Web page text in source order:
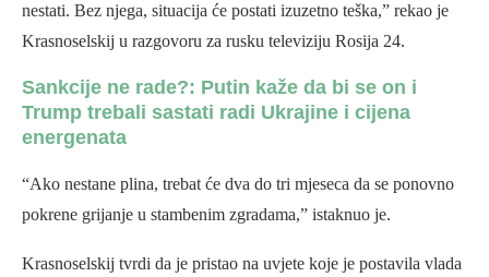
nestati. Bez njega, situacija će postati izuzetno teška,” rekao je
Krasnoselskij u razgovoru za rusku televiziju Rosija 24.
Sankcije ne rade?: Putin kaže da bi se on i
Trump trebali sastati radi Ukrajine i cijena
energenata
“Ako nestane plina, trebat će dva do tri mjeseca da se ponovno
pokrene grijanje u stambenim zgradama,” istaknuo je.
Krasnoselskij tvrdi da je pristao na uvjete koje je postavila vlada